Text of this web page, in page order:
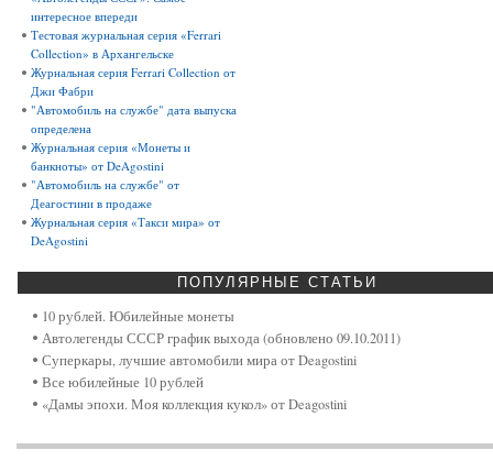
интересное впереди
Тестовая журнальная серия «Ferrari
Collection» в Архангельске
Журнальная серия Ferrari Collection от
Джи Фабри
"Автомобиль на службе" дата выпуска
определена
Журнальная серия «Монеты и
банкноты» от DeAgostini
"Автомобиль на службе" от
Деагостини в продаже
Журнальная серия «Такси мира» от
DeAgostini
ПОПУЛЯРНЫЕ СТАТЬИ
10 рублей. Юбилейные монеты
Автолегенды СССР график выхода (обновлено 09.10.2011)
Суперкары, лучшие автомобили мира от Deagostini
Все юбилейные 10 рублей
«Дамы эпохи. Моя коллекция кукол» от Deagostini